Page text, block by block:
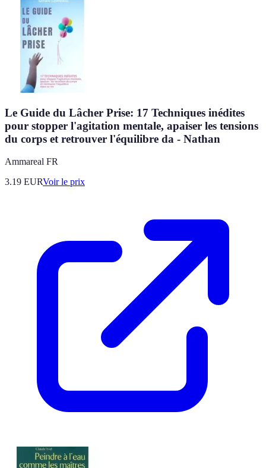
Le Guide du Lâcher Prise: 17 Techniques inédites
pour stopper l'agitation mentale, apaiser les tensions
du corps et retrouver l'équilibre da - Nathan
Ammareal FR
3.19 EURVoir le prix